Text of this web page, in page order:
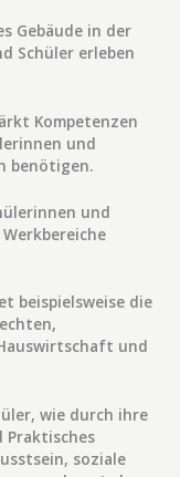
Gebäude in der
Schüler erleben
Kompetenzen
und
benötigen.
und
beispielsweise die
und
wie durch ihre
Praktisches
soziale